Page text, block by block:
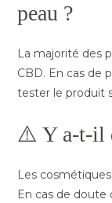
peau ?
La majorité des
CBD. En cas de
tester le produit
⚠️ Y a-t-il
Les
En cas de